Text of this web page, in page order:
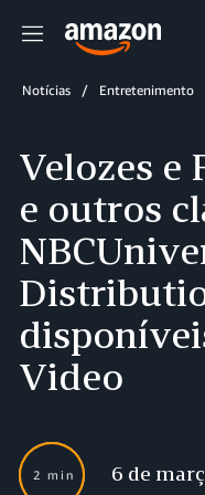
Menu
Notícias Entretenimento
Velozes e
e outros
Video
2 min 6 de